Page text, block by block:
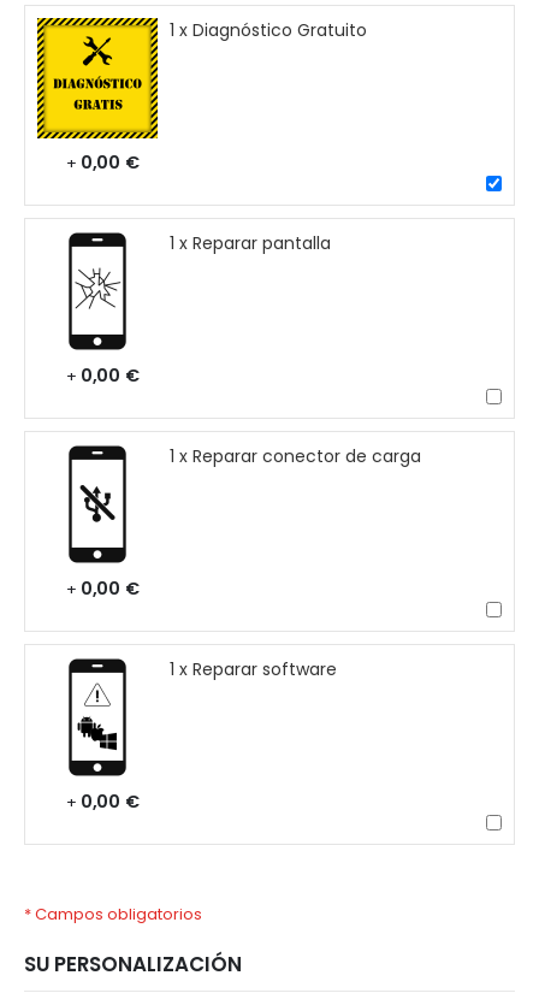
1 x Diagnóstico Gratuito
+ 0,00 €
1 x Reparar pantalla
+ 0,00 €
1 x Reparar conector de carga
+ 0,00 €
1 x Reparar software
+ 0,00 €
* Campos obligatorios
SU PERSONALIZACIÓN